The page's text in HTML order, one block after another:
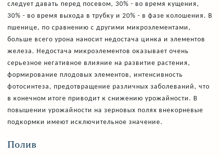
следует давать перед посевом, 30% - во время кущения,
30% - во время выхода в трубку и 20% - в фазе колошения. В
пшенице, по сравнению с другими микроэлементами,
больше всего урона наносит недостача цинка и элементов
железа. Недостача микроэлементов оказывает очень
серьезное негативное влияние на развитие растения,
формирование плодовых элементов, интенсивность
фотосинтеза, предотвращение различных заболеваний, что
в конечном итоге приводит к снижению урожайности. В
повышении урожайности на зерновых полях внекорневые
подкормки имеют исключительное значение.
Полив